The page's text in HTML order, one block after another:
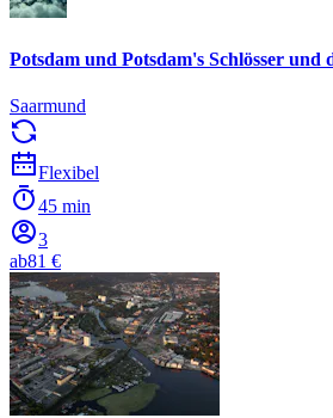
Potsdam und Potsdam's Schlösser und
Saarmund
Flexibel
45 min
3
ab81 €